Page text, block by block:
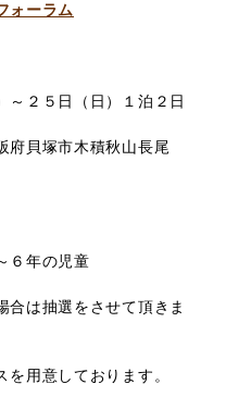
ォーラム
～ ２５ 日 （ 日） １ 泊 ２ 日
府貝塚市木積秋山長尾
６ 年の児童
合は抽選をさせて頂きま
用意しております。